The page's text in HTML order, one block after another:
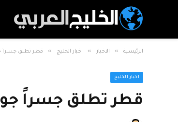
الرئيسية » الاخبار » اخبار الخليج » قطر تطلق جسراً
اخبار الخليج
قطر تطلق جسراً